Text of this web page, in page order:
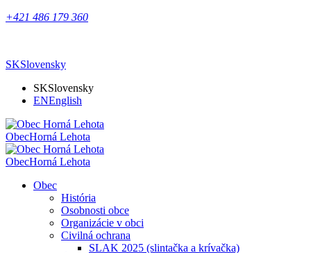
+421 486 179 360
SKSlovensky
SKSlovensky
ENEnglish
ObecHorná Lehota
ObecHorná Lehota
Obec
História
Osobnosti obce
Organizácie v obci
Civilná ochrana
SLAK 2025 (slintačka a krívačka)